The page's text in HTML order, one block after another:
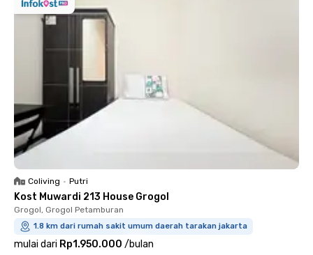
Coliving • Putri
Kost Muwardi 213 House Grogol
Grogol, Grogol Petamburan
1.8 km dari rumah sakit umum daerah tarakan jakarta
mulai dari Rp1.950.000 /bulan